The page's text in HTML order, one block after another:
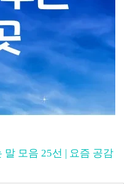
모음 25선 | 요즘 공감